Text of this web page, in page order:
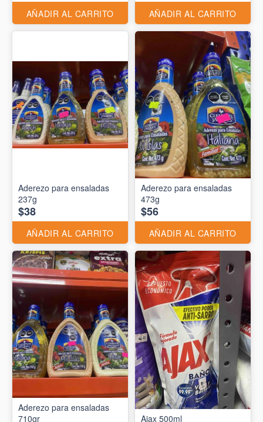
AÑADIR AL CARRITO AÑADIR AL CARRITO
Aderezo para ensaladas
237g
$38
AÑADIR AL CARRITO
Aderezo para ensaladas
473g
$56
AÑADIR AL CARRITO
Aderezo para ensaladas
710gr
Ajax 500ml